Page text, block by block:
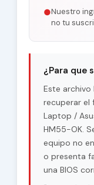
●Nuestro
no tu
¿Para que
Este archivo
recuperar el
Laptop /
HM55-OK.
equipo no
o presenta
una BIOS